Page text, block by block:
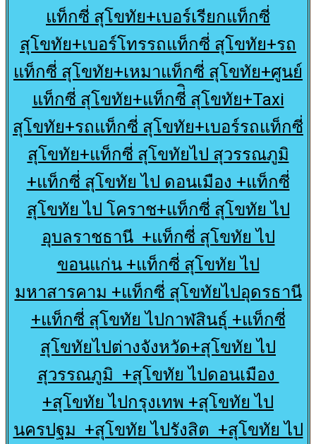
แท็กซี่ สุโขทัย+เบอร์เรียกแท็กซี่
สุโขทัย+เบอร์โทรรถแท็กซี่ สุโขทัย+รถ
แท็กซี่ สุโขทัย+เหมาแท็กซี่ สุโขทัย+ศูนย์
แท็กซี่ สุโขทัย+แท็กซี่ิ สุโขทัย+Taxi
สุโขทัย+รถแท็กซี่ สุโขทัย+เบอร์รถแท็กซี่
สุโขทัย+แท็กซี่ สุโขทัยไป สุวรรณภูมิ
+แท็กซี่ สุโขทัย ไป ดอนเมือง +แท็กซี่
สุโขทัย ไป โคราช+แท็กซี่ สุโขทัย ไป
อุบลราชธานี +แท็กซี่ สุโขทัย ไป
ขอนแก่น +แท็กซี่ สุโขทัย ไป
มหาสารคาม +แท็กซี่ สุโขทัยไปอุดรธานี
+แท็กซี่ สุโขทัย ไปกาฬสินธุ์ +แท็กซี่
สุโขทัยไปต่างจังหวัด+สุโขทัย ไป
สุวรรณภูมิ +สุโขทัย ไปดอนเมือง
+สุโขทัย ไปกรุงเทพ +สุโขทัย ไป
นครปฐม +สุโขทัย ไปรังสิต +สุโขทัย ไป